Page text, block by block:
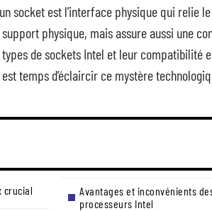
socket est l’interface physique qui relie
physique, mais assure aussi une
de sockets Intel et leur compatibilité
temps d’éclaircir ce mystère
crucial
Avantages et inconvénients
processeurs Intel